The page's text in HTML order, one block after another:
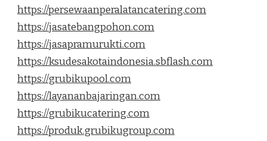
https://persewaanperalatancatering.com
https://jasatebangpohon.com
https://jasapramurukti.com
https://ksudesakotaindonesia.sbflash.com
https://grubikupool.com
https://layananbajaringan.com
https://grubikucatering.com
https://produk.grubikugroup.com